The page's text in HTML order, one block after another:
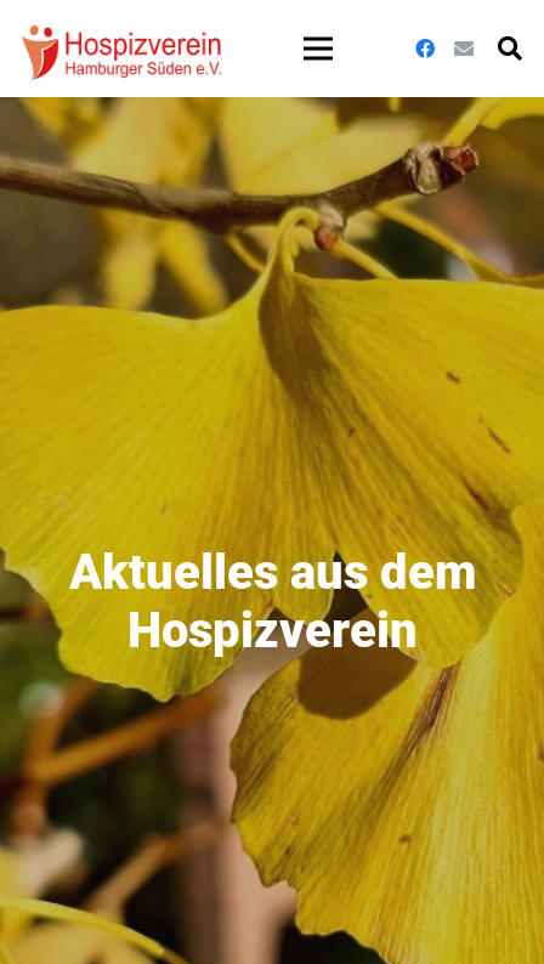
Aktuelles aus dem
Hospizverein